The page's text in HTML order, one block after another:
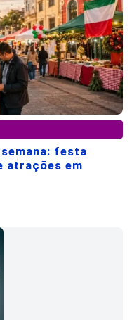
festa
atrações em